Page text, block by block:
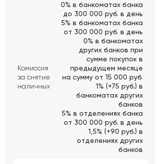
Комиссия
за снятие
наличных
0% в банкоматах банка
до 300 000 руб. в день
5% в банкоматах банка
от 300 000 руб. в день
0% в банкоматах
других банков при
сумме покупок в
предыдущем месяце
на сумму от 15 000 руб.
1% (+75 руб.) в
банкоматах других
банков
5% в отделениях банка
от 300 000 руб. в день
1,5% (+90 руб.) в
отделениях других
банков